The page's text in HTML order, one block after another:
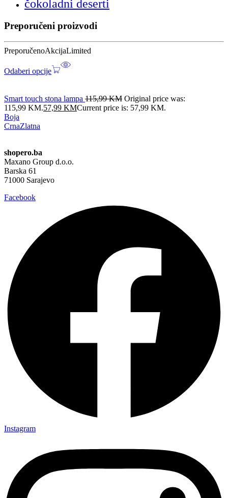
čokoladni deserti
Preporučeni proizvodi
PreporučenoAkcijaLimited
Odaberi opcije
Smart touch stona lampa 115,99KM Original price was:
115,99 KM.57,99 KMCurrent price is: 57,99 KM.
Boja
CrnaZlatna
shopero.ba
Maxano Group d.o.o.
Barska 61
71000 Sarajevo
Facebook
Instagram